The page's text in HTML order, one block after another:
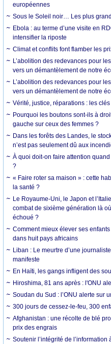
européennes
Sous le Soleil noir… Les plus
Ebola : au terme d’une visite en
intensifier la riposte
Climat et conflits font flamber les
L’abolition des redevances pour
vers un démantèlement de notre
L’abolition des redevances pour
vers un démantèlement de notre
Vérité, justice, réparations : les
Pourquoi les boutons sont-ils à
gauche sur ceux des femmes ?
Dans les forêts des Landes, le
n’est pas seulement dû aux
À quoi doit-on faire attention
?
« Faire roter sa maison » : cette
la santé ?
Le Royaume-Uni, le Japon et
combat de sixième génération là
échoué ?
Comment mieux élever ses
dans huit pays africains
Liban : Le meurtre d’une
manifeste
En Haïti, les gangs infligent des
Hiroshima, 81 ans après : l'ONU
Soudan du Sud : l’ONU alerte sur
300 jours de cessez-le-feu, 300
Afghanistan : une récolte de blé
prix des engrais
Soutenir l’intégrité de